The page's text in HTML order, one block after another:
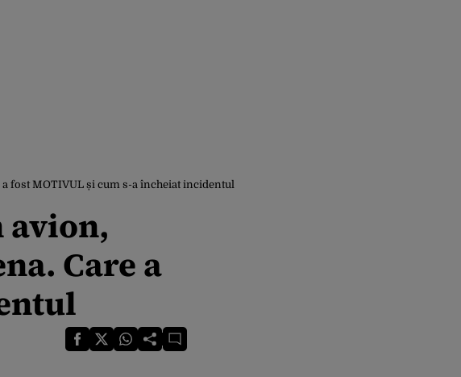
fost MOTIVUL și cum s-a încheiat incidentul
avion,
Care a